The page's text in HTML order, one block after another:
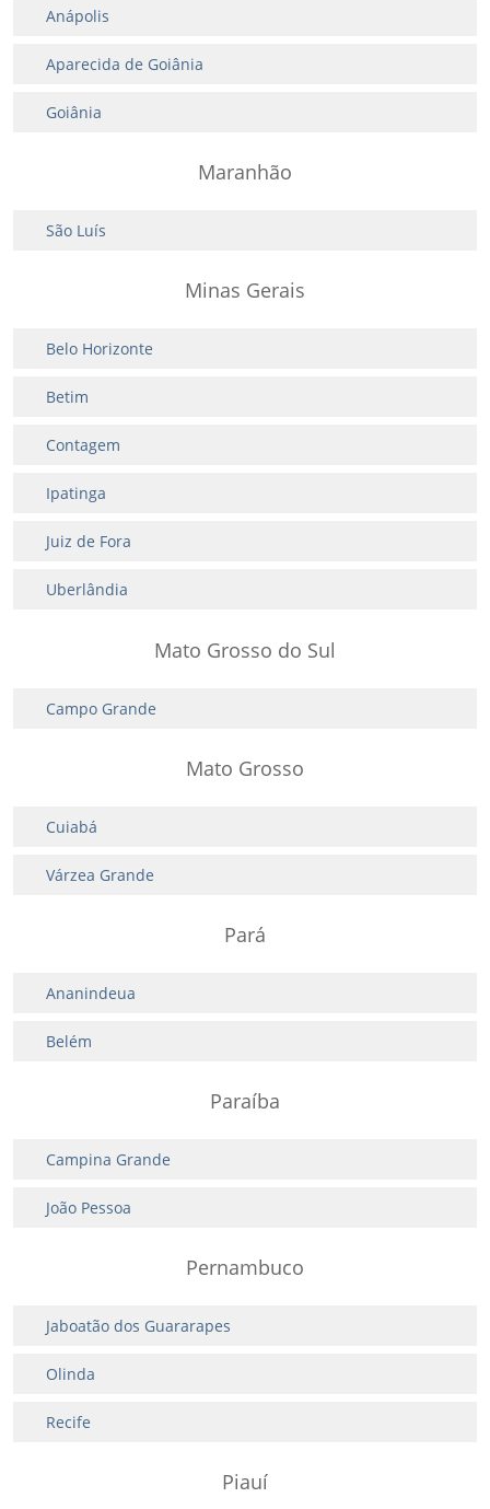
Anápolis
Aparecida de Goiânia
Goiânia
Maranhão
São Luís
Minas Gerais
Belo Horizonte
Betim
Contagem
Ipatinga
Juiz de Fora
Uberlândia
Mato Grosso do Sul
Campo Grande
Mato Grosso
Cuiabá
Várzea Grande
Pará
Ananindeua
Belém
Paraíba
Campina Grande
João Pessoa
Pernambuco
Jaboatão dos Guararapes
Olinda
Recife
Piauí